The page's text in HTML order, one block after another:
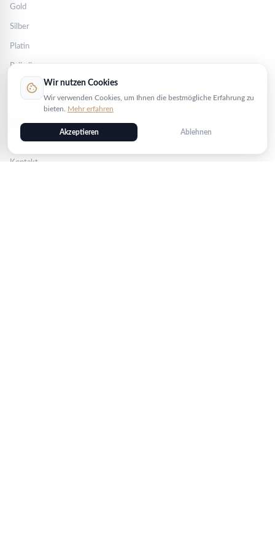
Gold
Silber
Platin
Palladium
Shop
Nützliches
Mein Konto
Kontakt
cookie Wir nutzen Cookies
Wir verwenden Cookies, um Ihnen die bestmögliche Erfahrung zu
bieten. Mehr erfahren
Akzeptieren Ablehnen